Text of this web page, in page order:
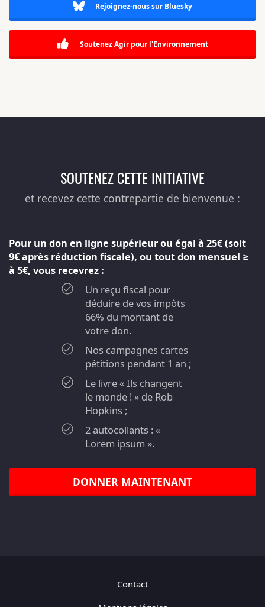
Rejoignez-nous sur Bluesky
Soutenez Agir pour l'Environnement
SOUTENEZ CETTE INITIATIVE
et recevez cette contrepartie de bienvenue :
Pour un don en ligne supérieur ou égal à 25€ (soit
9€ après réduction fiscale), ou tout don mensuel ≥
à 5€, vous recevrez :
Un reçu fiscal pour
déduire de vos impôts
66% du montant de
votre don.
Nos campagnes cartes
pétitions pendant 1 an ;
Le livre « Ils changent
le monde ! » de Rob
Hopkins ;
2 autocollants : «
Lorem ipsum ».
DONNER MAINTENANT
Contact